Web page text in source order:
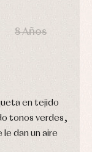
8 Años
en tejido
tonos verdes,
dan un aire